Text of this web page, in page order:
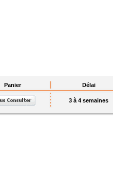
Panier Délai
3 à 4 semaines